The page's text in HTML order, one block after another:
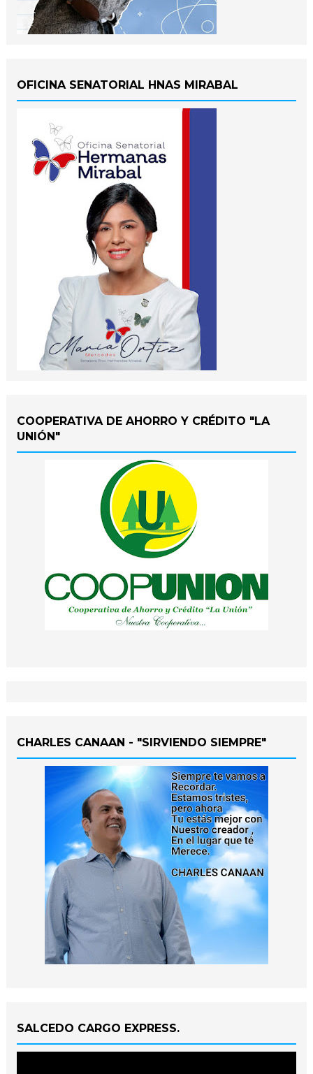
OFICINA SENATORIAL HNAS MIRABAL
COOPERATIVA DE AHORRO Y CRÉDITO "LA
UNIÓN"
CHARLES CANAAN - "SIRVIENDO SIEMPRE"
SALCEDO CARGO EXPRESS.